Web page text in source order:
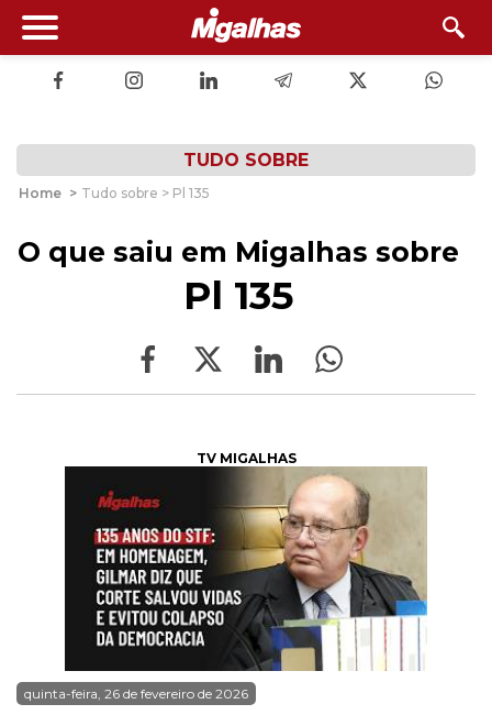
TUDO SOBRE
Home > Tudo sobre > Pl 135
O que saiu em Migalhas sobre
Pl 135
TV MIGALHAS
quinta-feira, 26 de fevereiro de 2026